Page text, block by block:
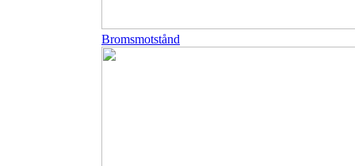
Bromsmotstånd